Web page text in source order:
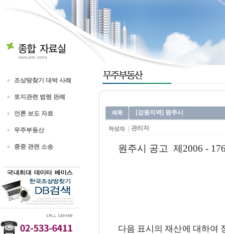
조상땅찾기 대박 사례
토지관련 법령 판례
언론 보도 자료
무주부동산
종중 관련 소송
[강원지역] 원주시
관리자
원주시 공고 제2006 -
다음 표시의 재산에 대하여